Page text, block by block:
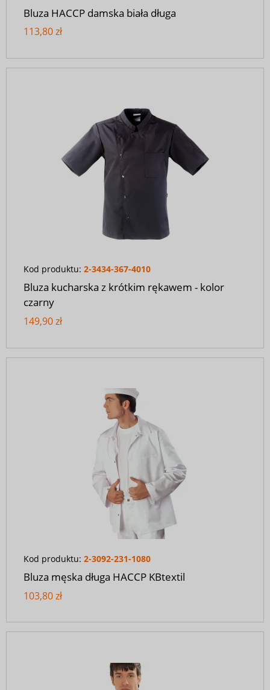
Bluza HACCP damska biała długa
113,80 zł
Kod produktu: 2-3434-367-4010
Bluza kucharska z krótkim rękawem - kolor
czarny
149,90 zł
Kod produktu: 2-3092-231-1080
Bluza męska długa HACCP KBtextil
103,80 zł